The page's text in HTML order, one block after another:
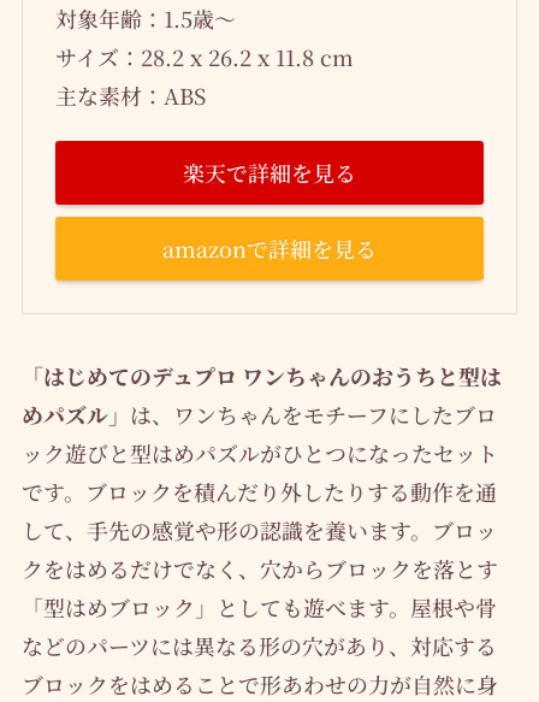
対象年齢：1.5歳～
サイズ：28.2 x 26.2 x 11.8 cm
主な素材：ABS
楽天で詳細を見る
amazonで詳細を見る
「はじめてのデュプロ ワンちゃんのおうちと型は
めパズル」 は、ワンちゃんをモチーフにしたブロ
ック遊びと型はめパズルがひとつになったセット
です。ブロックを積んだり外したりする動作を通
して、手先の感覚や形の認識を養います。ブロッ
クをはめるだけでなく、穴からブロックを落とす
「型はめブロック」としても遊べます。屋根や骨
などのパーツには異なる形の穴があり、対応する
ブロックをはめることで形あわせの力が自然に身